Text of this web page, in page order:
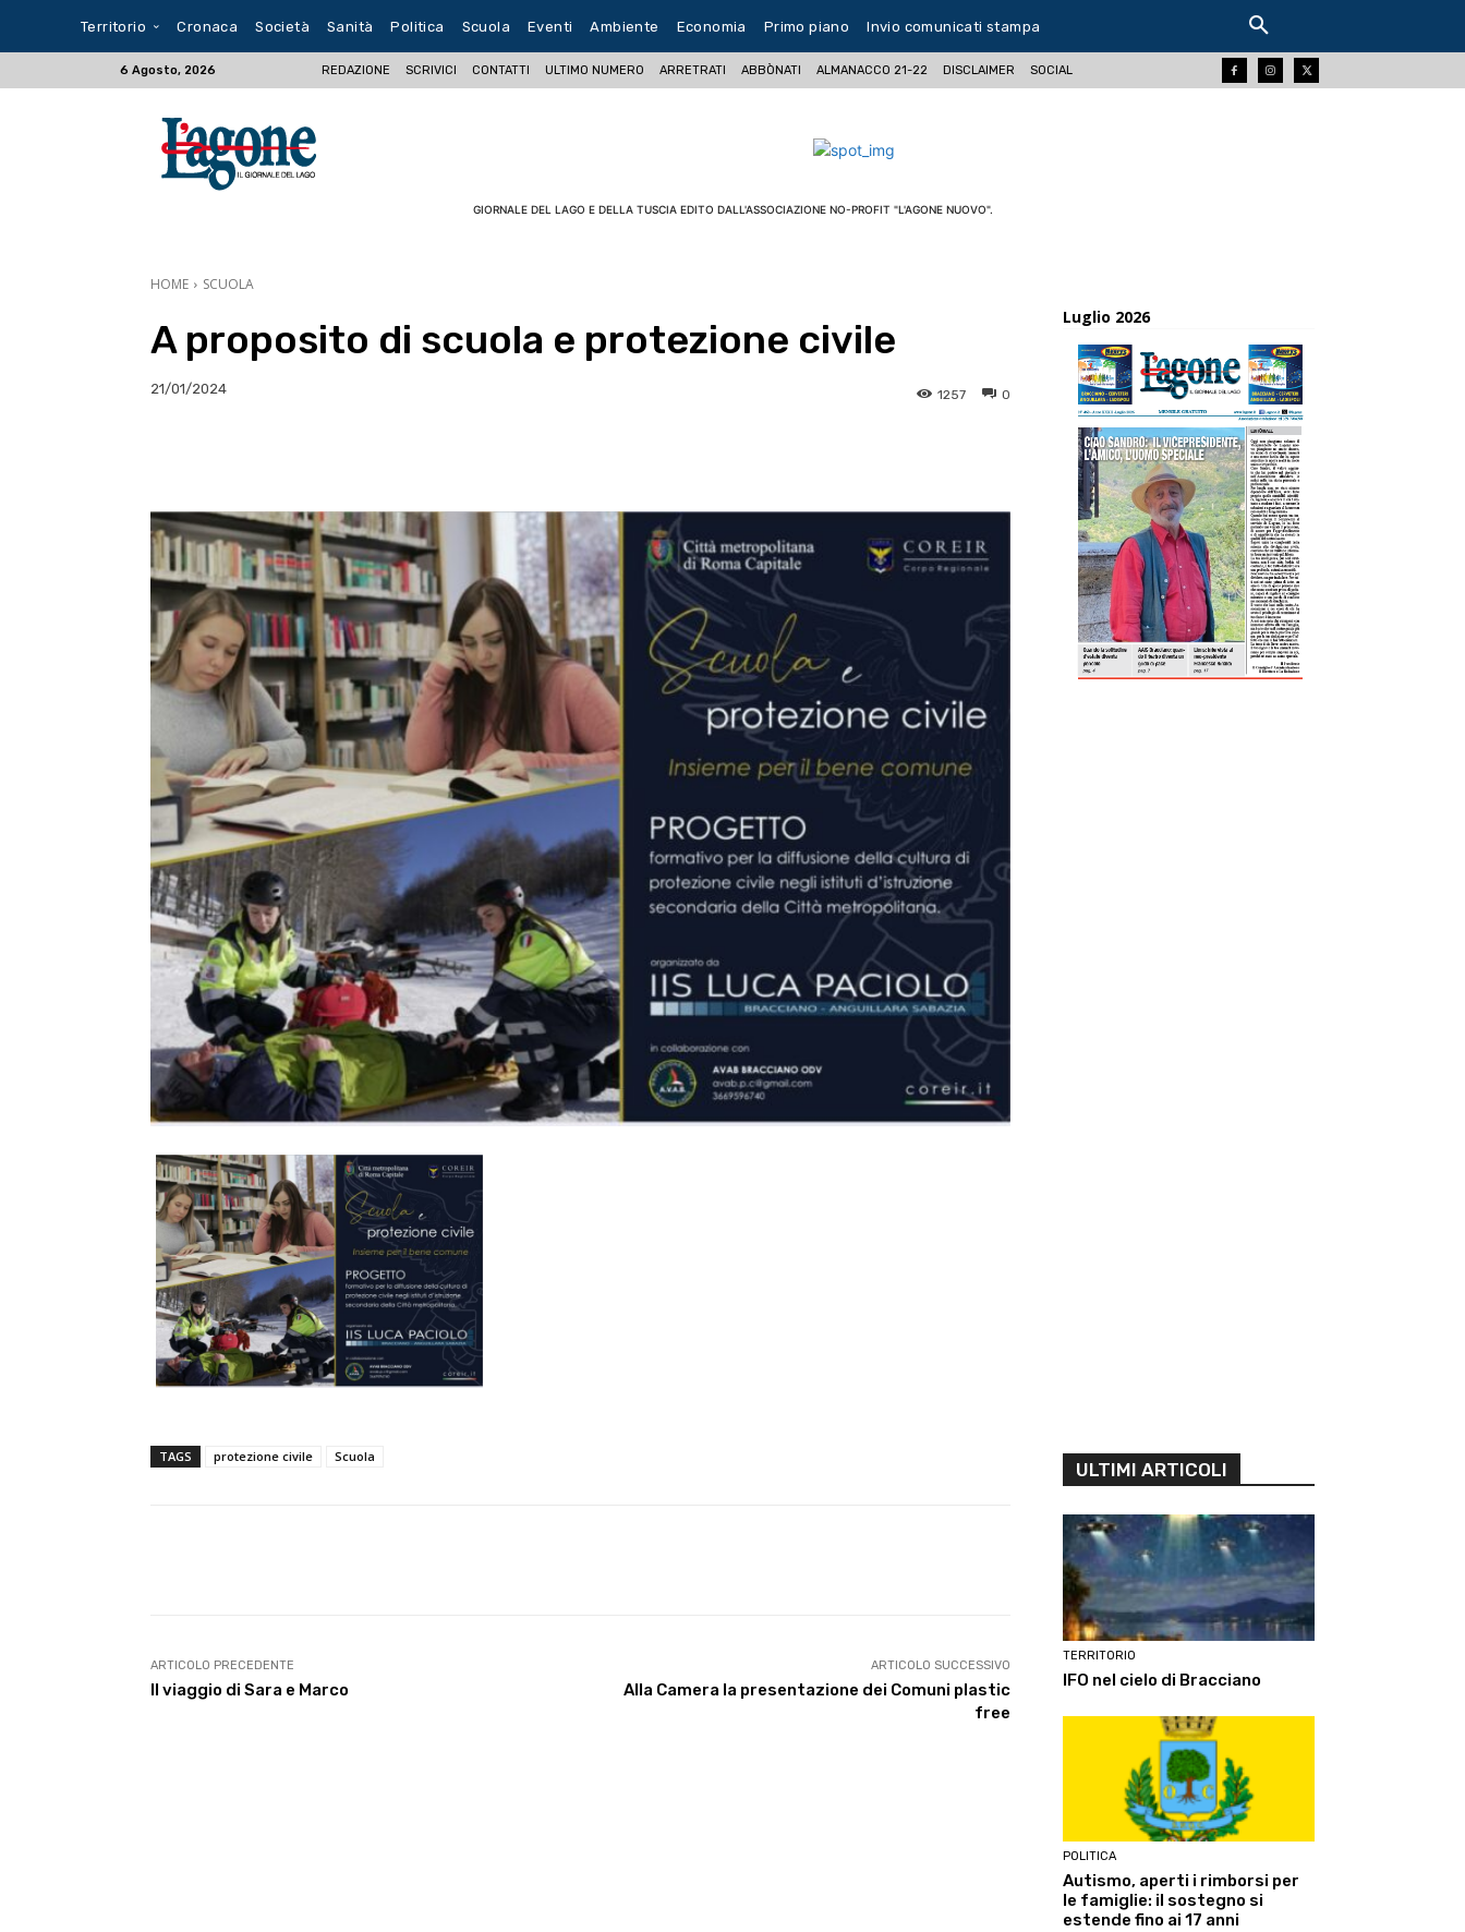
Territorio Cronaca Società Sanità Politica Scuola Eventi Ambiente Economia Primo piano Invio comunicati stampa
6 Agosto, 2026 REDAZIONE SCRIVICI CONTATTI ULTIMO NUMERO ARRETRATI ABBÒNATI ALMANACCO 21-22 DISCLAIMER SOCIAL
GIORNALE DEL LAGO E DELLA TUSCIA EDITO DALL'ASSOCIAZIONE NO-PROFIT "L'AGONE NUOVO".
HOME SCUOLA
A proposito di scuola e protezione civile
21/01/2024 0
1257
Tumblr Telegram
TAGS protezione civile Scuola
Linkedin ReddIt
ARTICOLO PRECEDENTE
Il viaggio di Sara e Marco
ARTICOLO SUCCESSIVO
Alla Camera la presentazione dei Comuni plastic
free
Luglio 2026
ULTIMI ARTICOLI
TERRITORIO
IFO nel cielo di Bracciano
POLITICA
Autismo, aperti i rimborsi per
le famiglie: il sostegno si
estende fino ai 17 anni